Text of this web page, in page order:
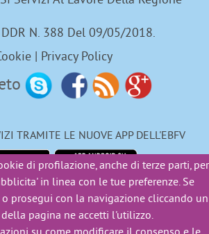
di profilazione, anche di terze parti, per
in linea con le tue preferenze. Se
prosegui con la navigazione cliccando un
pagina ne accetti l'utilizzo.
su come modificare il consenso e le
N. 388 Del 09/05/2018.
| Privacy Policy
TRAMITE LE NUOVE APP DELL'EBFV
Ente Bilaterale Veneto - P.IVA 03227070285
- C.F. 92098780288